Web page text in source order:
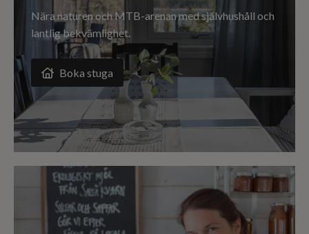
Nära naturen och MTB-arenan med självhushåll och
lantlig bekvämlighet.
Boka stuga